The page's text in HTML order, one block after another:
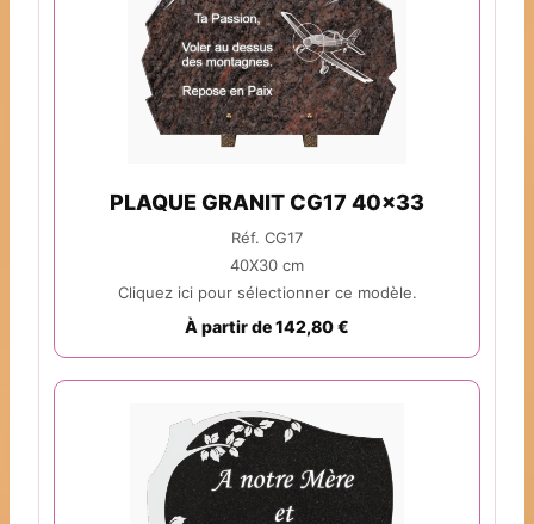
PLAQUE GRANIT CG17 40x33
Réf. CG17
40X30 cm
Cliquez ici pour sélectionner ce modèle.
À partir de 142,80 €